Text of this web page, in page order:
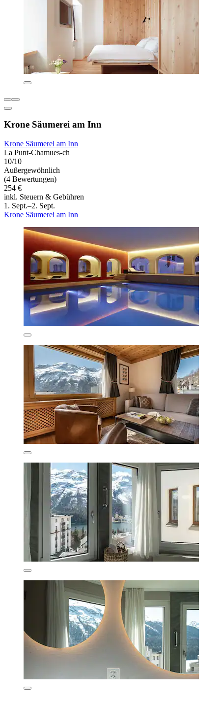
Krone Säumerei am Inn
Krone Säumerei am Inn
La Punt-Chamues-ch
10/10
Außergewöhnlich
(4 Bewertungen)
254 €
inkl. Steuern & Gebühren
1. Sept.–2. Sept.
Krone Säumerei am Inn